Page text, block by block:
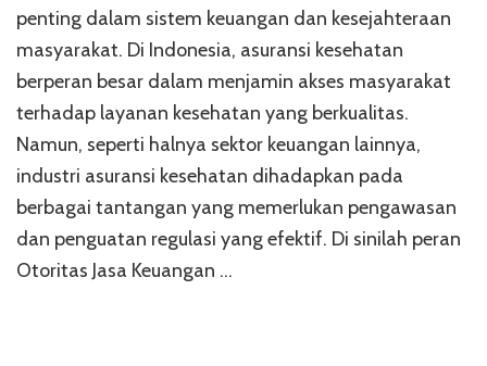
Ekosistem
penting dalam sistem keuangan dan kesejahteraan
masyarakat. Di Indonesia, asuransi kesehatan
berperan besar dalam menjamin akses masyarakat
terhadap layanan kesehatan yang berkualitas.
Namun, seperti halnya sektor keuangan lainnya,
industri asuransi kesehatan dihadapkan pada
berbagai tantangan yang memerlukan pengawasan
dan penguatan regulasi yang efektif. Di sinilah peran
Otoritas Jasa Keuangan …